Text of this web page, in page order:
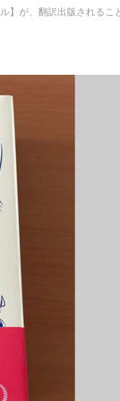
】が、翻訳出版されるこ